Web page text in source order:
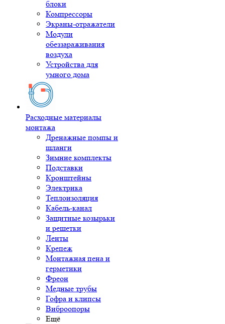
блоки
Компрессоры
Экраны-отражатели
Модули
обеззараживания
воздуха
Устройства для
умного дома
Расходные материалы
монтажа
Дренажные помпы и
шланги
Зимние комплекты
Подставки
Кронштейны
Электрика
Теплоизоляция
Кабель-канал
Защитные козырьки
и решетки
Ленты
Крепеж
Монтажная пена и
герметики
Фреон
Медные трубы
Гофра и клипсы
Виброопоры
Ещё